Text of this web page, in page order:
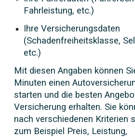
Fahrleistung, etc.)
Ihre Versicherungsdaten
(Schadenfreiheitsklasse,
etc.)
Mit diesen Angaben können
Minuten einen
starten und die besten
Versicherung erhalten. Sie
nach verschiedenen Kriterien
zum Beispiel Preis, Leistung,